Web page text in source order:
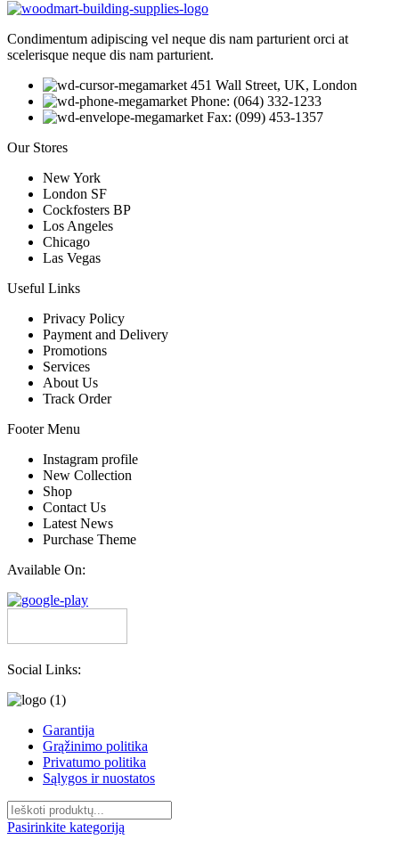
Condimentum adipiscing vel neque dis nam parturient orci at
scelerisque neque dis nam parturient.
451 Wall Street, UK, London
Phone: (064) 332-1233
Fax: (099) 453-1357
Our Stores
New York
London SF
Cockfosters BP
Los Angeles
Chicago
Las Vegas
Useful Links
Privacy Policy
Payment and Delivery
Promotions
Services
About Us
Track Order
Footer Menu
Instagram profile
New Collection
Shop
Contact Us
Latest News
Purchase Theme
Available On:
Social Links:
Garantija
Grąžinimo politika
Privatumo politika
Sąlygos ir nuostatos
Pasirinkite kategoriją